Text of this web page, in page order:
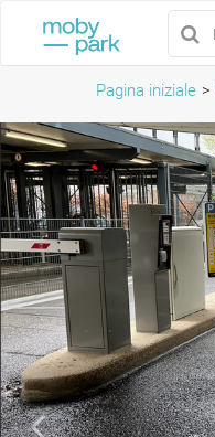
Pagina iniziale